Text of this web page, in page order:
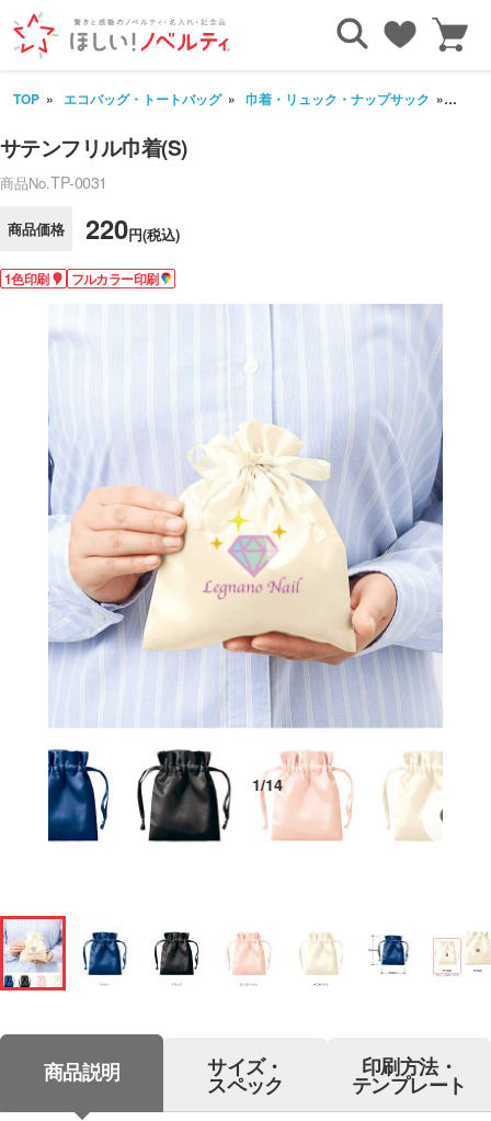
TOP エコバッグ・トートバッグ 巾着・リュック・ナップサック サテ
サテンフリル巾着(S)
商品No.TP-0031
商品価格 220円(税込)
1色印刷 フルカラー印刷
1/14
商品説明 サイズ・
スペック
印刷方法・
テンプレート